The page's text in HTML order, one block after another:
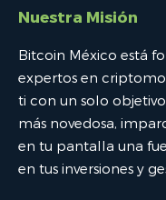
Nuestra Misión
Bitcoin México está
expertos en
ti con un solo
más novedosa,
en tu pantalla una
en tus inversiones y